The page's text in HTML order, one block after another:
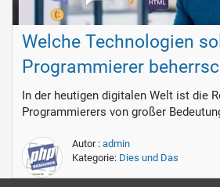
Welche Technologien
Programmierer
In der heutigen digitalen Welt ist die
Programmierers von großer
Autor : admin
Kategorie: Dies und Das